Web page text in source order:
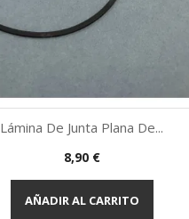
Vista rápida
Lámina De Junta Plana De...
Precio
8,90 €
AÑADIR AL CARRITO